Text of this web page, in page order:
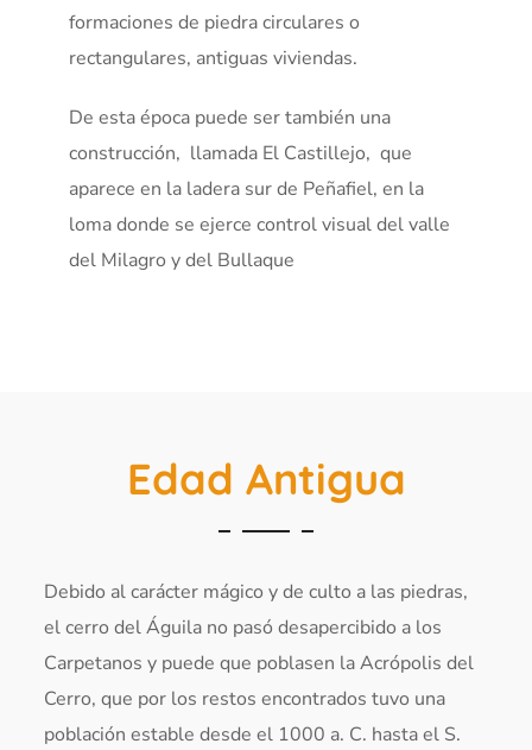
formaciones de piedra circulares o
rectangulares, antiguas viviendas.
De esta época puede ser también una
construcción, llamada El Castillejo, que
aparece en la ladera sur de Peñafiel, en la
loma donde se ejerce control visual del valle
del Milagro y del Bullaque
Edad Antigua
Debido al carácter mágico y de culto a las piedras,
el cerro del Águila no pasó desapercibido a los
Carpetanos y puede que poblasen la Acrópolis del
Cerro, que por los restos encontrados tuvo una
población estable desde el 1000 a. C. hasta el S.